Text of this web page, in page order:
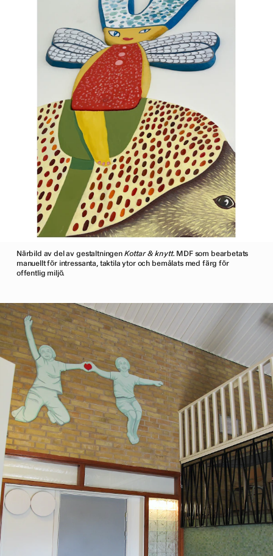
Närbild av del av gestaltningen Kottar & knytt. MDF som bearbetats
manuellt för intressanta, taktila ytor och bemålats med färg för
offentlig miljö.